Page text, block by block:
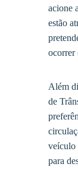
acione
estão
ocorrer
Além
de
veículo
para